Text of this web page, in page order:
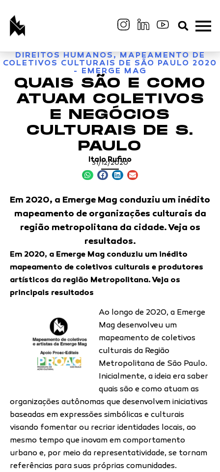
DIREITOS HUMANOS , MAPEAMENTO DE
COLETIVOS CULTURAIS DE SÃO PAULO 2020
- EMERGE MAG
QUAIS SÃO E COMO
ATUAM COLETIVOS
E NEGÓCIOS
CULTURAIS DE S.
PAULO
Italo Rufino
31/12/2020
Em 2020, a Emerge Mag conduziu um inédito
mapeamento de organizações culturais da
região metropolitana da cidade. Veja os
resultados.
Em 2020, a Emerge Mag conduziu um inédito
mapeamento de coletivos culturais e produtores
artísticos da região Metropolitana. Veja os
principais resultados
Ao longo de 2020, a Emerge
Mag desenvolveu um
mapeamento de coletivos
culturais da Região
Metropolitana de São Paulo.
Inicialmente, a ideia era saber
quais são e como atuam as
organizações autônomas que desenvolvem iniciativas
baseadas em expressões simbólicas e culturais
visando fomentar ou recriar identidades locais, ao
mesmo tempo que inovam em comportamento
urbano e, por meio da representatividade, se tornam
referências para suas próprias comunidades.